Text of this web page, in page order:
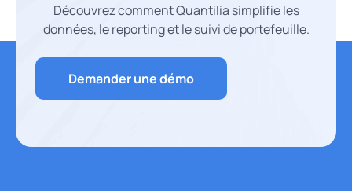
X
Découvrez comment Quantilia simplifie les
données, le reporting et le suivi de portefeuille.
Demander une démo